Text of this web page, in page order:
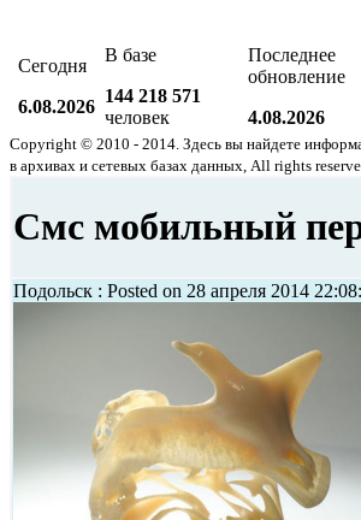
Сегодня
6.08.2026
В базе
144 218 571
человек
Последнее
обновление
4.08.2026
Copyright © 2010 - 2014. Здесь вы найдете
в архивах и сетевых базах данных, All rights
Смс мобильный
Подольск : Posted on 28 апреля 2014